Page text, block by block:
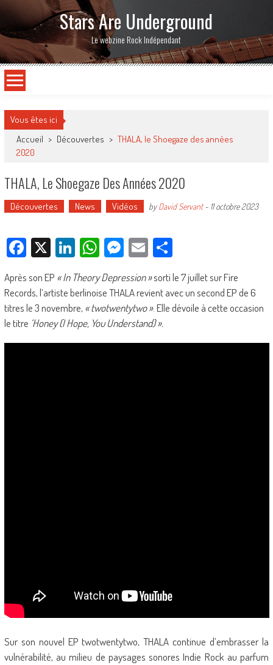
Stars Are Underground
Le webzine Rock Indépendant
Vous êtes ici
Accueil > Découvertes > THALA, le Shoegaze des années
2020
THALA, Le Shoegaze Des Années 2020
Découvertes News Vidéos byDavid Servant- 11 octobre 2023
Facebook
X LinkedIn
WhatsApp
Messenger
EmailPartager
Après son EP « In Theory Depression »sorti le 7 juillet sur Fire
Records, l’artiste berlinoise THALA revient avec un second EP de 6
titres le 3 novembre, « twotwentytwo ». Elle dévoile à cette occasion
le titre ‘Honey (I Hope, You Understand) ».
Sur son nouvel EP twotwentytwo, THALA continue d’embrasser la
vulnérabilité, au milieu de paysages sonores Indie Rock au parfum